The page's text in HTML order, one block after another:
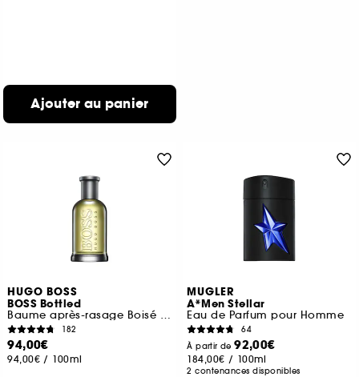
Ajouter au panier
HUGO BOSS
BOSS Bottled
Baume après-rasage Boisé et Oriental
182
94,00€
94,00€ / 100ml
MUGLER
A*Men Stellar
Eau de Parfum pour Homme
64
À partir de92,00€
184,00€ / 100ml
2 contenances disponibles